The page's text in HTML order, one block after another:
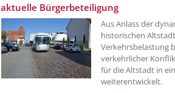
??? absaetzeOben[1]/titel ???
aktuelle Bürgerbeteiligung
Aus Anlass der
historischen
Verkehrsbelastung
verkehrlicher
für die Altstadt in
weiterentwickelt.